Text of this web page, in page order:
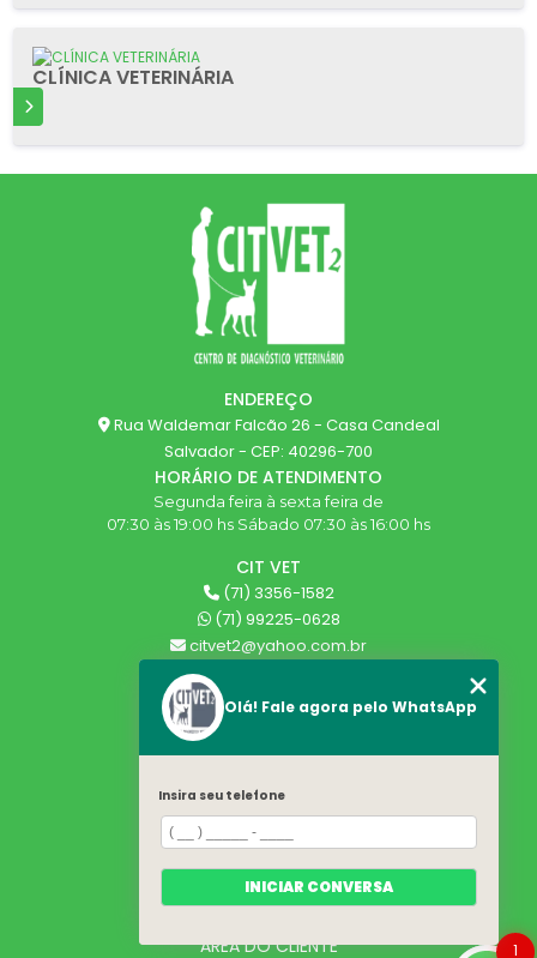
CLÍNICA VETERINÁRIA
ENDEREÇO
Rua Waldemar Falcão 26 - Casa Candeal
Salvador - CEP: 40296-700
HORÁRIO DE ATENDIMENTO
Segunda feira à sexta feira de
07:30 às 19:00 hs Sábado 07:30 às 16:00 hs
CIT VET
(71) 3356-1582
(71) 99225-0628
citvet2@yahoo.com.br
MENU
HOME
QUEM SOMOS
SERVIÇOS
BLOG
CONTATO
ÁREA DO CLIENTE
1
Olá! Fale agora pelo WhatsApp
Insira seu telefone
INICIAR CONVERSA